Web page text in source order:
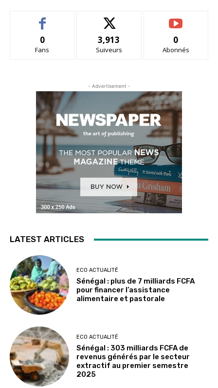
0
Fans
3,913
Suiveurs
0
Abonnés
- Advertisement -
LATEST ARTICLES
ECO ACTUALITÉ
Sénégal : plus de 7 milliards FCFA
pour financer l’assistance
alimentaire et pastorale
ECO ACTUALITÉ
Sénégal : 303 milliards FCFA de
revenus générés par le secteur
extractif au premier semestre
2025